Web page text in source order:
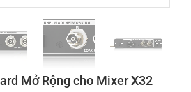
Mở Rộng cho Mixer X32